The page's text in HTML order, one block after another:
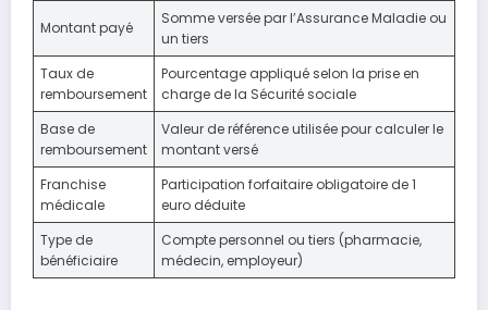
Montant payé
Somme versée par l’Assurance Maladie ou
un tiers
Taux de
remboursement
Pourcentage appliqué selon la prise en
charge de la Sécurité sociale
Base de
remboursement
Valeur de référence utilisée pour calculer le
montant versé
Franchise
médicale
Participation forfaitaire obligatoire de 1
euro déduite
Type de
bénéficiaire
Compte personnel ou tiers (pharmacie,
médecin, employeur)